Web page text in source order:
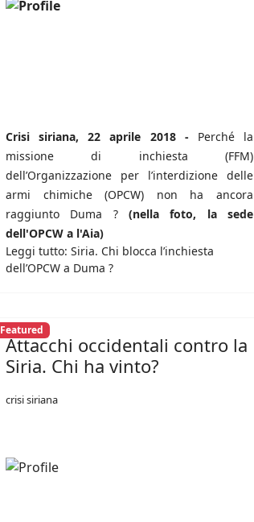
Crisi siriana, 22 aprile 2018 - Perché la
missione di inchiesta (FFM)
dell’Organizzazione per l’interdizione delle
armi chimiche (OPCW) non ha ancora
raggiunto Duma ? (nella foto, la sede
dell'OPCW a l'Aia)
Leggi tutto: Siria. Chi blocca l’inchiesta
dell’OPCW a Duma ?
Featured
Attacchi occidentali contro la
Siria. Chi ha vinto?
crisi siriana